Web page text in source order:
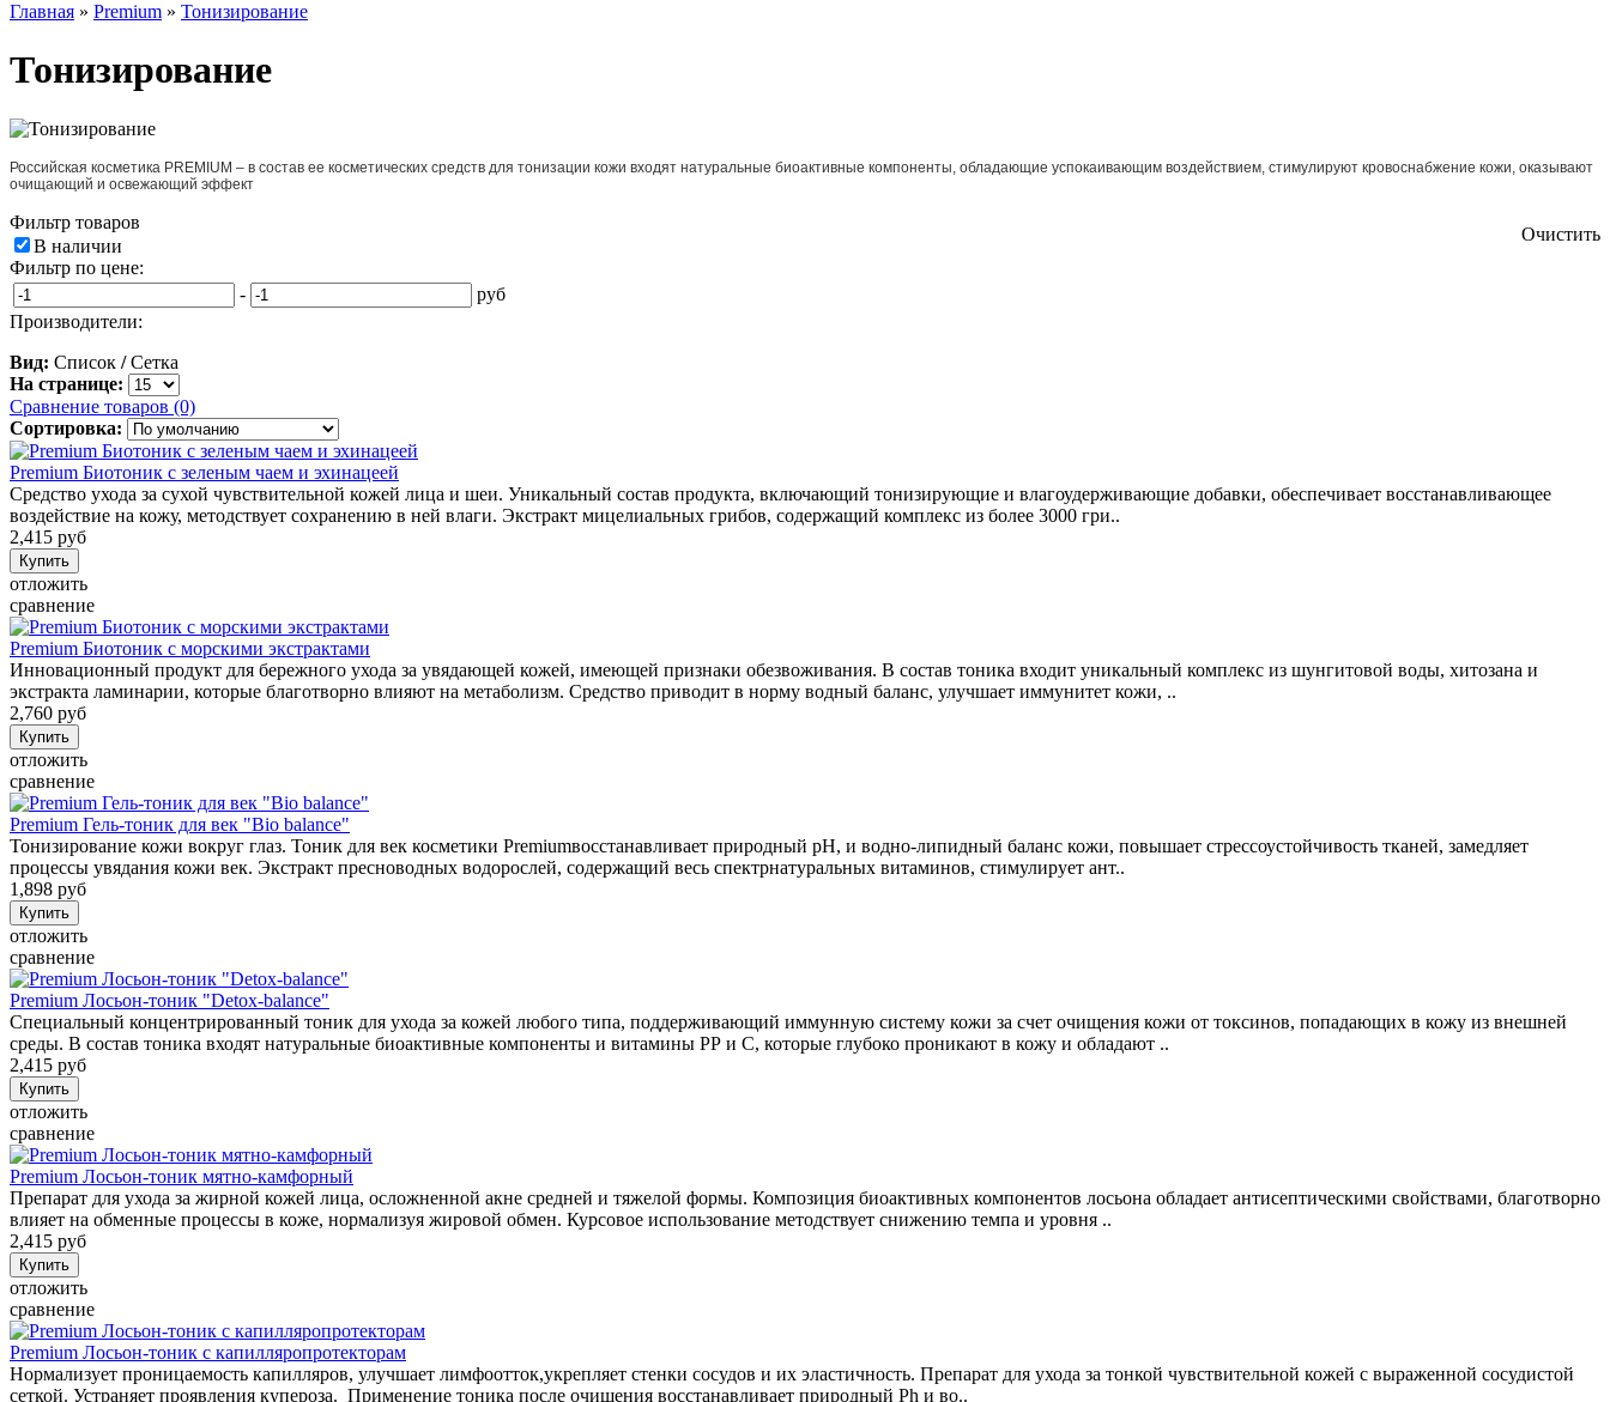
Главная » Premium » Тонизирование
Тонизирование
Российская косметика PREMIUM – в состав ее косметических средств для тонизации кожи входят натуральные биоактивные компоненты, обладающие успокаивающим воздействием, стимулируют кровоснабжение кожи, оказывают
очищающий и освежающий эффект
Фильтр товаров
Очистить
В наличии
Фильтр по цене:
-
руб
Производители:
Вид: Список / Сетка
На странице:
Сравнение товаров (0)
Сортировка:
Premium Биотоник с зеленым чаем и эхинацеей
Средство ухода за сухой чувствительной кожей лица и шеи. Уникальный состав продукта, включающий тонизирующие и влагоудерживающие добавки, обеспечивает восстанавливающее
воздействие на кожу, методствует сохранению в ней влаги. Экстракт мицелиальных грибов, содержащий комплекс из более 3000 гри..
2,415 руб
отложить
сравнение
Premium Биотоник с морскими экстрактами
Инновационный продукт для бережного ухода за увядающей кожей, имеющей признаки обезвоживания. В состав тоника входит уникальный комплекс из шунгитовой воды, хитозана и
экстракта ламинарии, которые благотворно влияют на метаболизм. Средство приводит в норму водный баланс, улучшает иммунитет кожи, ..
2,760 руб
отложить
сравнение
Premium Гель-тоник для век "Bio balance"
Тонизирование кожи вокруг глаз. Тоник для век косметики Premiumвосстанавливает природный рН, и водно-липидный баланс кожи, повышает стрессоустойчивость тканей, замедляет
процессы увядания кожи век. Экстракт пресноводных водорослей, содержащий весь спектрнатуральных витаминов, стимулирует ант..
1,898 руб
отложить
сравнение
Premium Лосьон-тоник "Detox-balance"
Специальный концентрированный тоник для ухода за кожей любого типа, поддерживающий иммунную систему кожи за счет очищения кожи от токсинов, попадающих в кожу из внешней
среды. В состав тоника входят натуральные биоактивные компоненты и витамины РР и С, которые глубоко проникают в кожу и обладают ..
2,415 руб
отложить
сравнение
Premium Лосьон-тоник мятно-камфорный
Препарат для ухода за жирной кожей лица, осложненной акне средней и тяжелой формы. Композиция биоактивных компонентов лосьона обладает антисептическими свойствами, благотворно
влияет на обменные процессы в коже, нормализуя жировой обмен. Курсовое использование методствует снижению темпа и уровня ..
2,415 руб
отложить
сравнение
Premium Лосьон-тоник с капилляропротекторам
Нормализует проницаемость капилляров, улучшает лимфоотток,укрепляет стенки сосудов и их эластичность. Препарат для ухода за тонкой чувствительной кожей с выраженной сосудистой
сеткой. Устраняет проявления купероза. Применение тоника после очищения восстанавливает природный Ph и во..